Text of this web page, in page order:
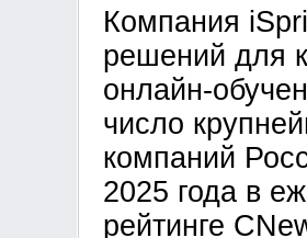
Компания
решений для
онлайн-
число
компаний
2025 года в
рейтинге